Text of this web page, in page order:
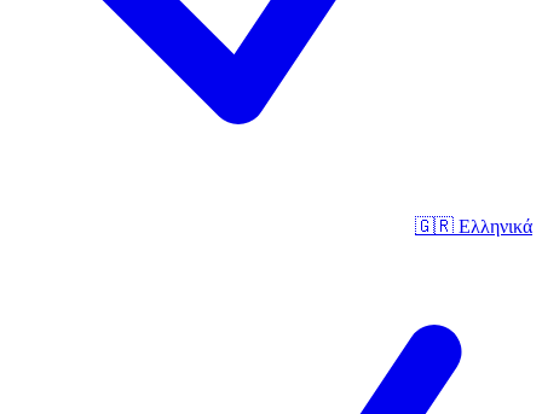
🇬🇷 Ελληνικά